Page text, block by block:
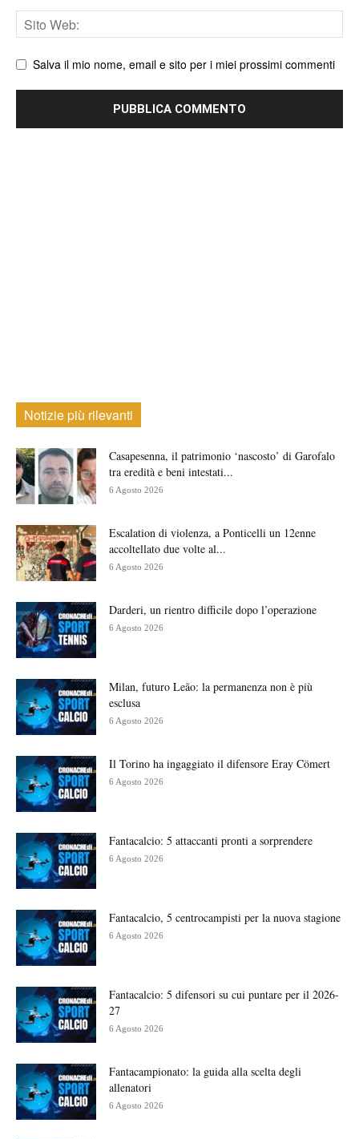
Sito
web
Salva il mio nome, email e sito per i miei prossimi commenti
Notizie più rilevanti
Casapesenna, il patrimonio ‘nascosto’ di Garofalo
tra eredità e beni intestati...
6 Agosto 2026
Escalation di violenza, a Ponticelli un 12enne
accoltellato due volte al...
6 Agosto 2026
Darderi, un rientro difficile dopo l’operazione
6 Agosto 2026
Milan, futuro Leão: la permanenza non è più
esclusa
6 Agosto 2026
Il Torino ha ingaggiato il difensore Eray Cömert
6 Agosto 2026
Fantacalcio: 5 attaccanti pronti a sorprendere
6 Agosto 2026
Fantacalcio, 5 centrocampisti per la nuova stagione
6 Agosto 2026
Fantacalcio: 5 difensori su cui puntare per il 2026-
27
6 Agosto 2026
Fantacampionato: la guida alla scelta degli
allenatori
6 Agosto 2026